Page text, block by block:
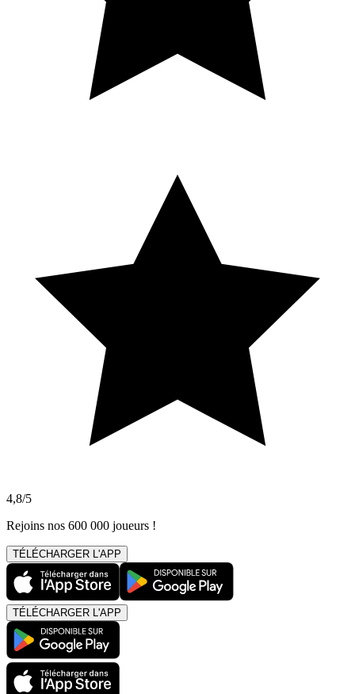
4,8/5
Rejoins nos 600 000 joueurs !
TÉLÉCHARGER L'APP
TÉLÉCHARGER L'APP